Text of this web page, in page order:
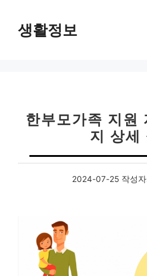
생활정보
한부모가족 지원
지 상세
2024-07-25 작성